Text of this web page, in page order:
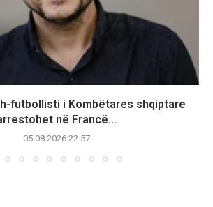
futbollisti i Kombëtares shqiptare
në Francë...
05.08.2026 22:57